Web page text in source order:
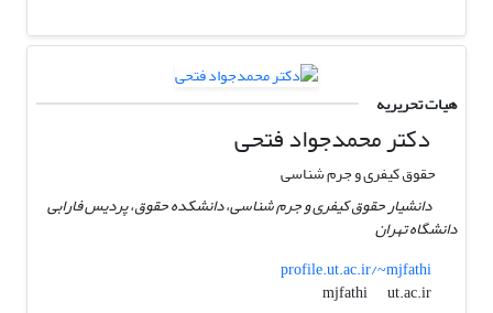
هیات تحریریه
دکتر محمدجواد فتحی
حقوق کیفری و جرم شناسی
دانشیار حقوق کیفری و جرم شناسی، دانشکده حقوق، پردیس فارابی
دانشگاه تهران
profile.ut.ac.ir/~mjfathi
mjfathi
ut.ac.ir